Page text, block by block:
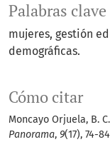
Palabras clave
mujeres gestión
demográficas.
Cómo citar
Moncayo Orjuela, B.
Panorama, 9(17), 74-